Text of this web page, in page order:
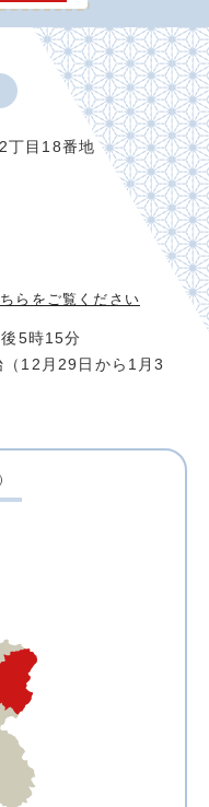
2丁目18番地
らをご覧ください
5時15分
12月29日から1月3